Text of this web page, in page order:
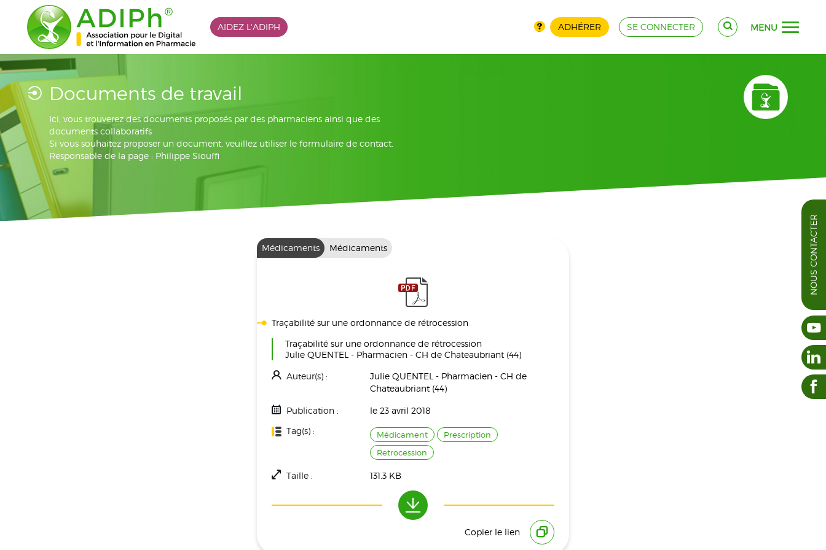
AIDEZ L'ADIPH ADHÉRER SE CONNECTER MENU
Documents de travail
Ici, vous trouverez des documents proposés par des pharmaciens ainsi que des
documents collaboratifs
Si vous souhaitez proposer un document, veuillez utiliser le formulaire de contact.
Responsable de la page : Philippe Siouffi
Médicaments Médicaments
Traçabilité sur une ordonnance de rétrocession
Traçabilité sur une ordonnance de rétrocession
Julie QUENTEL - Pharmacien - CH de Chateaubriant (44)
Auteur(s) :
Julie QUENTEL - Pharmacien - CH de
Chateaubriant (44)
Publication :
le 23 avril 2018
Tag(s) :
Médicament
Prescription
Retrocession
Taille : 131.3 KB
Copier le lien
NOUS CONTACTER